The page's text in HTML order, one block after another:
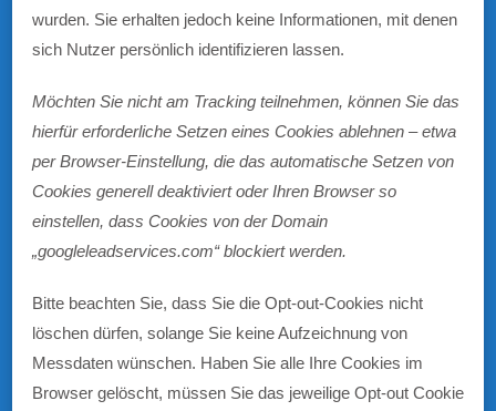
wurden. Sie erhalten jedoch keine Informationen, mit denen
sich Nutzer persönlich identifizieren lassen.
Möchten Sie nicht am Tracking teilnehmen, können Sie das
hierfür erforderliche Setzen eines Cookies ablehnen – etwa
per Browser-Einstellung, die das automatische Setzen von
Cookies generell deaktiviert oder Ihren Browser so
einstellen, dass Cookies von der Domain
„googleleadservices.com“ blockiert werden.
Bitte beachten Sie, dass Sie die Opt-out-Cookies nicht
löschen dürfen, solange Sie keine Aufzeichnung von
Messdaten wünschen. Haben Sie alle Ihre Cookies im
Browser gelöscht, müssen Sie das jeweilige Opt-out Cookie